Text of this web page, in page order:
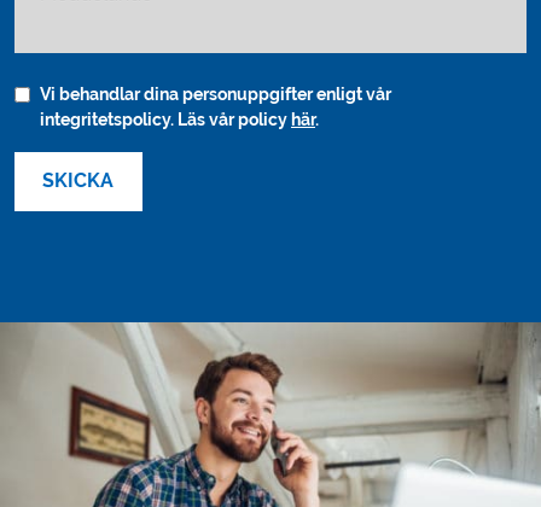
Vi behandlar dina personuppgifter enligt vår
integritetspolicy. Läs vår policyhär.